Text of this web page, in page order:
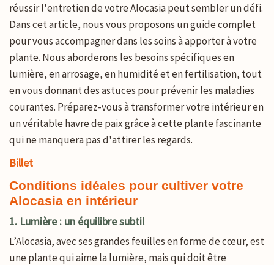
réussir l'entretien de votre Alocasia peut sembler un défi.
Dans cet article, nous vous proposons un guide complet
pour vous accompagner dans les soins à apporter à votre
plante. Nous aborderons les besoins spécifiques en
lumière, en arrosage, en humidité et en fertilisation, tout
en vous donnant des astuces pour prévenir les maladies
courantes. Préparez-vous à transformer votre intérieur en
un véritable havre de paix grâce à cette plante fascinante
qui ne manquera pas d'attirer les regards.
Billet
Conditions idéales pour cultiver votre
Alocasia en intérieur
1. Lumière : un équilibre subtil
L’Alocasia, avec ses grandes feuilles en forme de cœur, est
une plante qui aime la lumière, mais qui doit être